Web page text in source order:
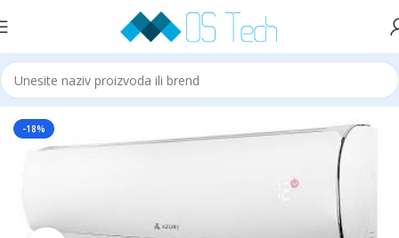
Početna Klime AZURI
-18%